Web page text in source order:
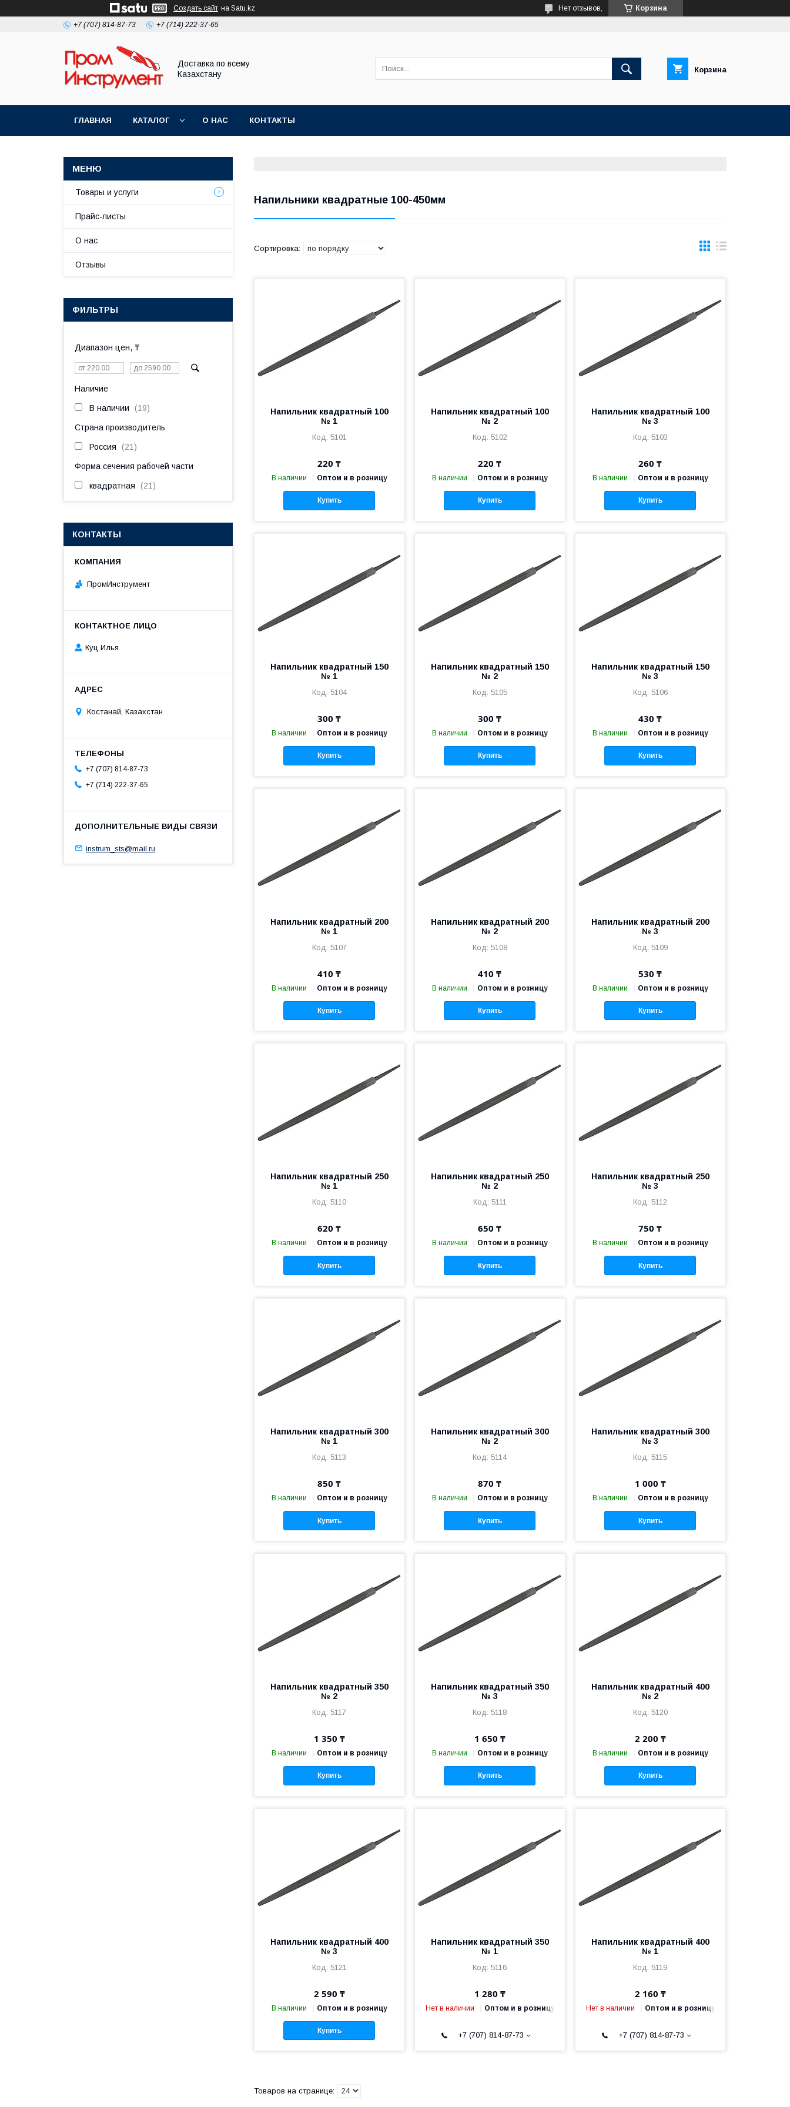
Создать сайт на Satu.kz Корзина
Нет отзывов,
+7 (707) 814-87-73 +7 (714) 222-37-65
Доставка по всему
Казахстану
Корзина
ГЛАВНАЯ КАТАЛОГ О НАС КОНТАКТЫ
Напильники квадратные 100-450мм
Напильник квадратный 100
№ 1
5101
220 ₸
В наличии Оптом и в розницу
Купить
Напильник квадратный 100
№ 2
5102
220 ₸
В наличии Оптом и в розницу
Купить
Напильник квадратный 100
№ 3
5103
260 ₸
В наличии Оптом и в розницу
Купить
Напильник квадратный 150
№ 1
5104
300 ₸
В наличии Оптом и в розницу
Купить
Напильник квадратный 150
№ 2
5105
300 ₸
В наличии Оптом и в розницу
Купить
Напильник квадратный 150
№ 3
5106
430 ₸
В наличии Оптом и в розницу
Купить
Напильник квадратный 200
№ 1
5107
410 ₸
В наличии Оптом и в розницу
Купить
Напильник квадратный 200
№ 2
5108
410 ₸
В наличии Оптом и в розницу
Купить
Напильник квадратный 200
№ 3
5109
530 ₸
В наличии Оптом и в розницу
Купить
Напильник квадратный 250
№ 1
5110
620 ₸
В наличии Оптом и в розницу
Купить
Напильник квадратный 250
№ 2
5111
650 ₸
В наличии Оптом и в розницу
Купить
Напильник квадратный 250
№ 3
5112
750 ₸
В наличии Оптом и в розницу
Купить
Напильник квадратный 300
№ 1
5113
850 ₸
В наличии Оптом и в розницу
Купить
Напильник квадратный 300
№ 2
5114
870 ₸
В наличии Оптом и в розницу
Купить
Напильник квадратный 300
№ 3
5115
1 000 ₸
В наличии Оптом и в розницу
Купить
Напильник квадратный 350
№ 2
5117
1 350 ₸
В наличии Оптом и в розницу
Купить
Напильник квадратный 350
№ 3
5118
1 650 ₸
В наличии Оптом и в розницу
Купить
Напильник квадратный 400
№ 2
5120
2 200 ₸
В наличии Оптом и в розницу
Купить
Напильник квадратный 400
№ 3
5121
2 590 ₸
В наличии Оптом и в розницу
Купить
Напильник квадратный 350
№ 1
5116
1 280 ₸
Нет в наличии Оптом и в розницу
+7 (707) 814-87-73
Напильник квадратный 400
№ 1
5119
2 160 ₸
Нет в наличии Оптом и в розницу
+7 (707) 814-87-73
Товары и услуги
Прайс-листы
О нас
Отзывы
ФИЛЬТРЫ
Диапазон цен, ₸
Наличие
В наличии 19
Страна производитель
Россия 21
Форма сечения рабочей части
квадратная 21
КОНТАКТЫ
ПромИнструмент
Куц Илья
Костанай, Казахстан
+7 (707) 814-87-73
+7 (714) 222-37-65
instrum_sts@mail.ru